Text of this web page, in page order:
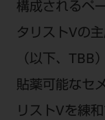
構成されるペ
タリストVの
（以下、TBB
貼薬可能なセ
リストVを練